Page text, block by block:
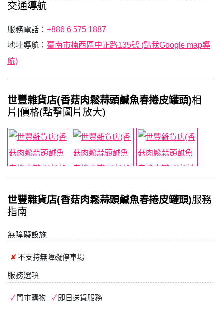
交通導航
服務電話： +886 6 575 1887
地址導航： 臺南市楠西區中正路135號 (點我Google map導
航)
世豐雜貨店(香菇肉鬆蒜頭鹹魚春捲皮罐頭)相
片|價格(點擊圖片放大)
世豐雜貨店(香菇肉鬆蒜頭鹹魚春捲皮罐頭)服務
指南
無障礙設施
不支持無障礙停車場
服務選項
門市購物 即日送貨服務